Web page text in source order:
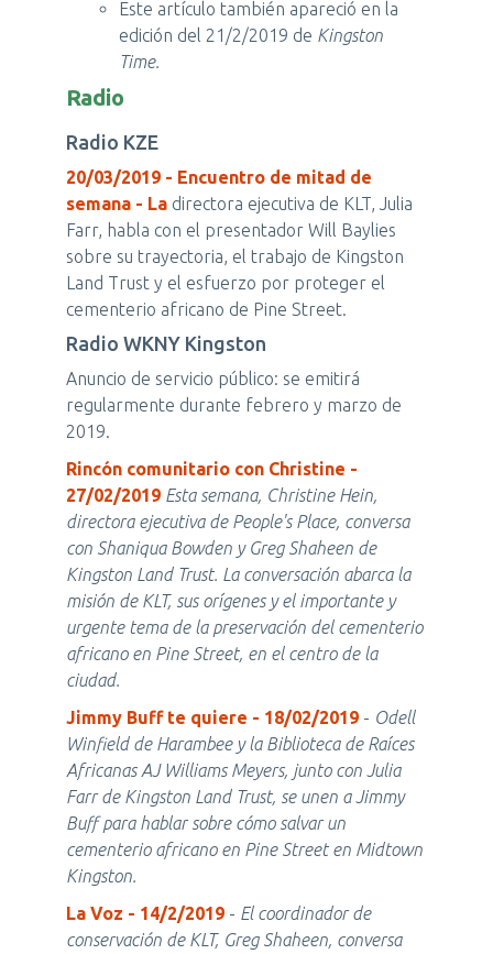
Este artículo también apareció en la
edición del 21/2/2019 de Kingston
Time.
Radio
Radio KZE
20/03/2019 - Encuentro de mitad de
semana - Ladirectora ejecutiva de KLT, Julia
Farr, habla con el presentador Will Baylies
sobre su trayectoria, el trabajo de Kingston
Land Trust y el esfuerzo por proteger el
cementerio africano de Pine Street.
Radio WKNY Kingston
Anuncio de servicio público: se emitirá
regularmente durante febrero y marzo de
2019.
Rincón comunitario con Christine -
27/02/2019 Esta semana, Christine Hein,
directora ejecutiva de People's Place, conversa
con Shaniqua Bowden y Greg Shaheen de
Kingston Land Trust. La conversación abarca la
misión de KLT, sus orígenes y el importante y
urgente tema de la preservación del cementerio
africano en Pine Street, en el centro de la
ciudad.
Jimmy Buff te quiere - 18/02/2019- Odell
Winfield de Harambee y la Biblioteca de Raíces
Africanas AJ Williams Meyers, junto con Julia
Farr de Kingston Land Trust, se unen a Jimmy
Buff para hablar sobre cómo salvar un
cementerio africano en Pine Street en Midtown
Kingston.
La Voz - 14/2/2019 - El coordinador de
conservación de KLT, Greg Shaheen, conversa